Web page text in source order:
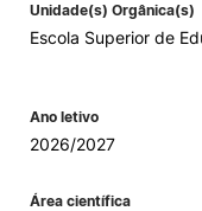
Unidade(s) Orgânica(s)
Escola Superior de
Ano letivo
2026/2027
Área científica